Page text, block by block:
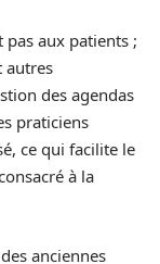
pas aux patients ;
autres
des agendas
praticiens
ce qui facilite le
à la
anciennes